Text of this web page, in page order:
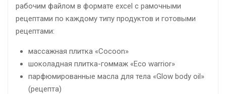
рабочим файлом в формате excel c рамочными
рецептами по каждому типу продуктов и готовыми
рецептами:
массажная плитка «Cocoon»
шоколадная плитка-гоммаж «Eco warrior»
парфюмированные масла для тела «Glow body oil»
(рецепта)